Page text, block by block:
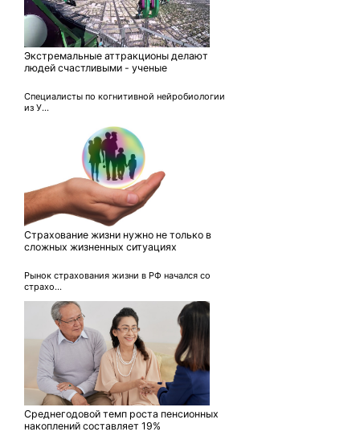
Экстремальные аттракционы делают
людей счастливыми - ученые
Специалисты по когнитивной нейробиологии
из У...
Страхование жизни нужно не только в
сложных жизненных ситуациях
Рынок страхования жизни в РФ начался со
страхо...
Среднегодовой темп роста пенсионных
накоплений составляет 19%